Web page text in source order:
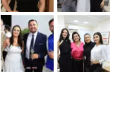
&nbsp; &nbsp;